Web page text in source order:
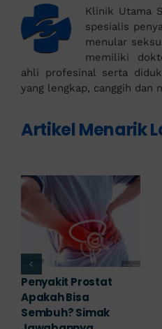
Klinik Utama
spesialis
menular
memiliki
ahli profesinal serta
yang lengkap, canggih dan
Artikel Menarik
Penyakit Prostat
Apakah Bisa
Sembuh? Simak